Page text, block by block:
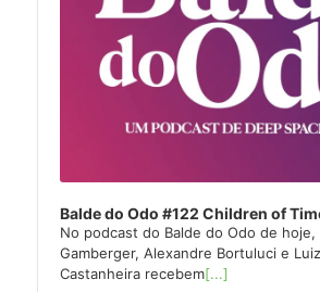
Balde do Odo #122 Children of
No podcast do Balde do Odo de hoje,
Gamberger, Alexandre Bortuluci e
Castanheira recebem[...]